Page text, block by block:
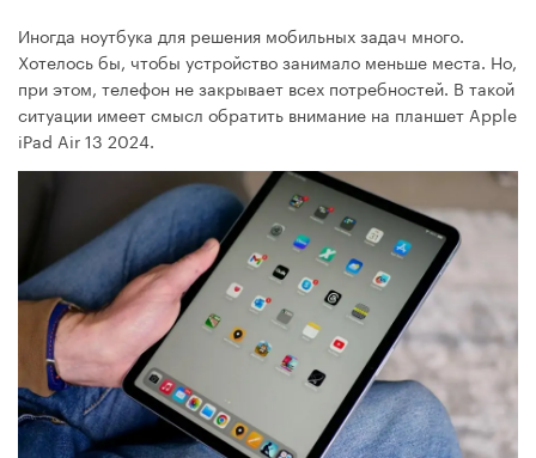
Иногда ноутбука для решения мобильных задач много.
Хотелось бы, чтобы устройство занимало меньше места. Но,
при этом, телефон не закрывает всех потребностей. В такой
ситуации имеет смысл обратить внимание на планшет Apple
iPad Air 13 2024.